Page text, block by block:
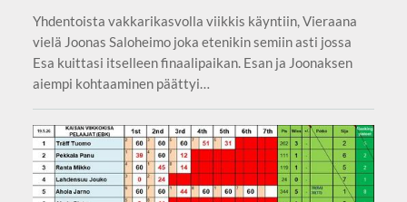
Yhdentoista vakkarikasvolla viikkis käyntiin, Vieraana
vielä Joonas Saloheimo joka etenikin semiin asti jossa
Esa kuittasi itselleen finaalipaikan. Esan ja Joonaksen
aiempi kohtaaminen päättyi…